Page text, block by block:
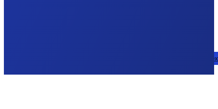
Parlez à un